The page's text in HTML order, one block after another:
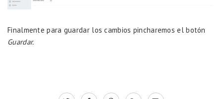
Finalmente para guardar los cambios pincharemos el botón
Guardar.